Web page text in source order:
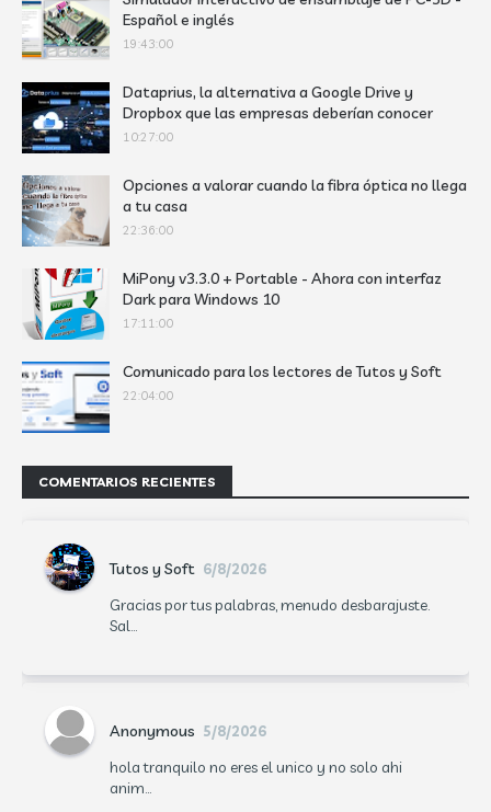
Español e inglés
19:43:00
Dataprius, la alternativa a Google Drive y
Dropbox que las empresas deberían conocer
10:27:00
Opciones a valorar cuando la fibra óptica no llega
a tu casa
22:36:00
MiPony v3.3.0 + Portable - Ahora con interfaz
Dark para Windows 10
17:11:00
Comunicado para los lectores de Tutos y Soft
22:04:00
COMENTARIOS RECIENTES
Tutos y Soft 6/8/2026
Gracias por tus palabras, menudo desbarajuste.
Sal...
Anonymous 5/8/2026
hola tranquilo no eres el unico y no solo ahi
anim...